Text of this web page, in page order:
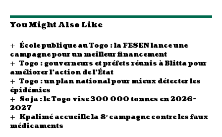
You Might Also Like
École publique au Togo : la FESEN lance une
campagne pour un meilleur financement
Togo : gouverneurs et préfets réunis à Blitta pour
améliorer l’action de l’État
Togo : un plan national pour mieux détecter les
épidémies
Soja : le Togo vise 300 000 tonnes en 2026-
2027
Kpalimé accueille la 8ᵉ campagne contre les faux
médicaments